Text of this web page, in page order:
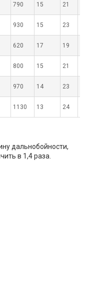
790 15 21
930 15 23
620 17 19
800 15 21
970 14 23
1130 13 24
дальнобойности,
в 1,4 раза.